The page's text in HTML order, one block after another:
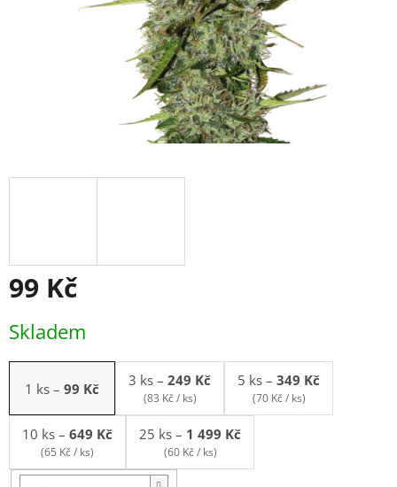
99 Kč
cena:
Skladem
1 ks – 99 Kč 3 ks – 249 Kč
(83 Kč / ks)
5 ks – 349 Kč
(70 Kč / ks)
10 ks – 649 Kč
(65 Kč / ks)
25 ks – 1 499 Kč
(60 Kč / ks)
Balení: